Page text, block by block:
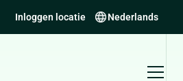
Inloggen locatie Nederlands